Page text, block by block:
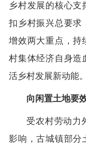
乡村发展的核心支
扣乡村振兴总要求
增效两大重点，持
村集体经济自身造
活乡村发展新动能。
向闲置土地要
受农村劳动力
影响，古城镇部分